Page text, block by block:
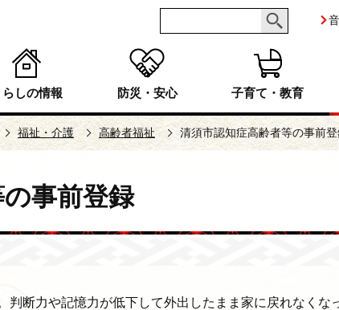
らしの情報 防災・安心 子育て・教育
福祉・介護 高齢者福祉 清須市認知症高齢者等の事前
事前登録
判断力や記憶力が低下して外出したまま家に戻れなく